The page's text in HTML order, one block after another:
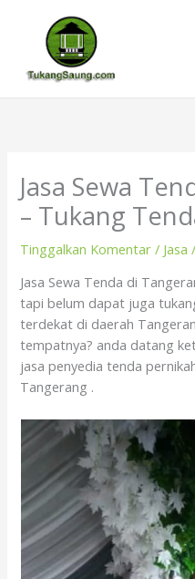
Jasa Sewa
– Tukang
Tinggalkan Komentar / Jasa
Jasa Sewa Tenda di
tapi belum dapat juga
terdekat di daerah
tempatnya? anda datang
jasa penyedia tenda
Tangerang .